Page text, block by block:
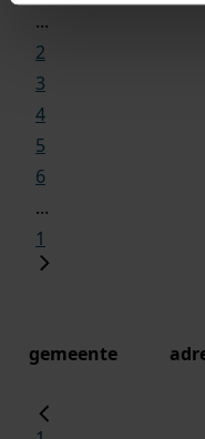
...
2
3
4
5
6
...
1
gemeente